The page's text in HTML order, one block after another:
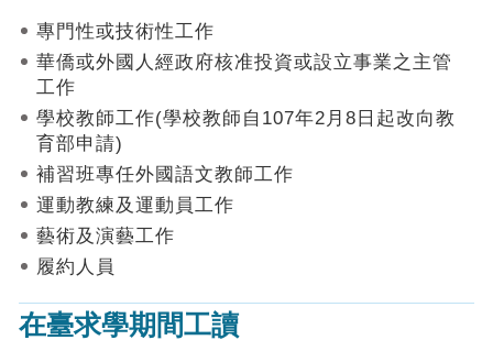
知
機
申
請
表
上
申
專門性或技術性工作
華僑或外國人經政府核准投資或設立事業之主管
工作
學校教師工作(學校教師自107年2月8日起改向教
育部申請)
補習班專任外國語文教師工作
運動教練及運動員工作
藝術及演藝工作
履約人員
在臺求學期間工讀